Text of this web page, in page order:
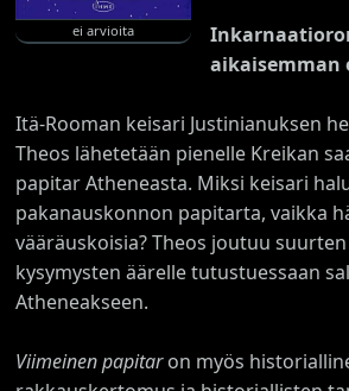
ei arvioita
aikaisemman
Itä-Rooman keisari Justinianuksen
Theos lähetetään pienelle Kreikan
papitar Atheneasta. Miksi keisari
pakanauskonnon papitarta, vaikka
vääräuskoisia? Theos joutuu
kysymysten äärelle tutustuessaan
Atheneakseen.
Viimeinen papitaron myös